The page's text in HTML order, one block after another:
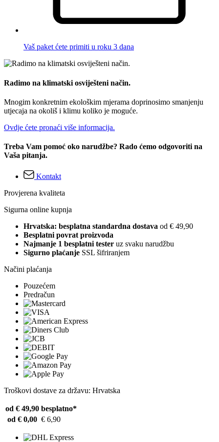
Vaš paket ćete primiti u roku 3 dana
Radimo na klimatski osviješteni način.
Mnogim konkretnim ekološkim mjerama doprinosimo smanjenju
utjecaja na okoliš i klimu koliko je moguće.
Ovdje ćete pronaći više informacija.
Treba Vam pomoć oko narudžbe? Rado ćemo odgovoriti na
Vaša pitanja.
Kontakt
Provjerena kvaliteta
Sigurna online kupnja
Hrvatska: besplatna standardna dostava od € 49,90
Besplatni povrat proizvoda
Najmanje 1 besplatni tester uz svaku narudžbu
Sigurno plaćanje SSL šifriranjem
Načini plaćanja
Pouzećem
Predračun
Troškovi dostave za državu: Hrvatska
od € 49,90 besplatno*
od € 0,00 € 6,90